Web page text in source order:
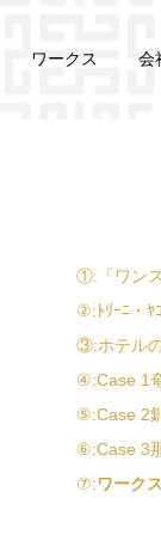
ワークス 会
①:「ワン
②:ﾄﾘｰﾆ・
③:ホテル
④:Case 1
⑤:Case 2
⑥:Case 3
⑦:ワークス